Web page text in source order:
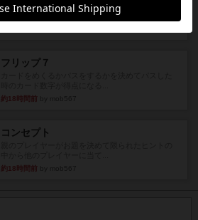
火牛を引き連れて敵を殲滅させる。縦か斜めで前2
列まで攻撃できるが、自分...
フリップ７
約18時間前
コンセプト
約18時間前